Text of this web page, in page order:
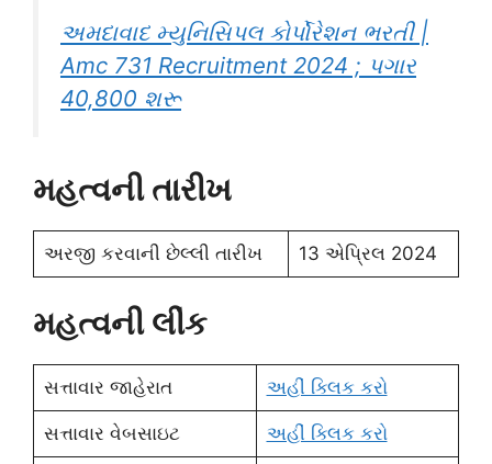
અમદાવાદ મ્યુનિસિપલ કોર્પોરેશન ભરતી |
Amc 731 Recruitment 2024 ; પગાર
40,800 શરૂ
મહત્વની તારીખ
અરજી કરવાની છેલ્લી તારીખ 13 એપ્રિલ 2024
મહત્વની લીંક
સત્તાવાર જાહેરાત અહીં ક્લિક કરો
સત્તાવાર વેબસાઇટ અહીં ક્લિક કરો